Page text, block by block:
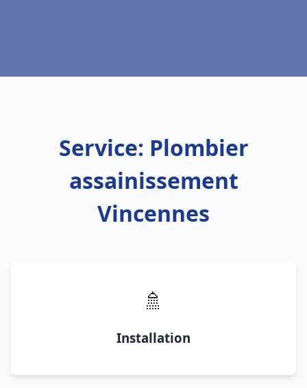
Service: Plombier
assainissement
Vincennes
🚿
Installation